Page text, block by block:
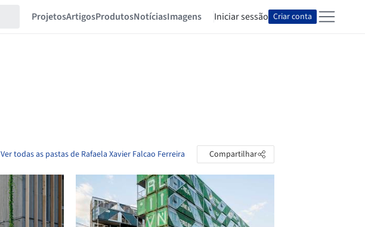
ProjetosArtigosProdutosNotíciasImagens Iniciar sessão Criar conta
Ver todas as pastas de Rafaela Xavier Falcao Ferreira Compartilhar